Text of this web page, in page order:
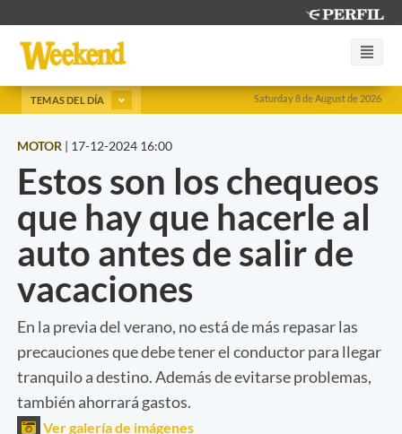
Saturday 8 de August de 2026
TEMAS DEL DÍA
MOTOR | 17-12-2024 16:00
Estos son los chequeos
que hay que hacerle al
auto antes de salir de
vacaciones
En la previa del verano, no está de más repasar las
precauciones que debe tener el conductor para llegar
tranquilo a destino. Además de evitarse problemas,
también ahorrará gastos.
Ver galería de imágenes